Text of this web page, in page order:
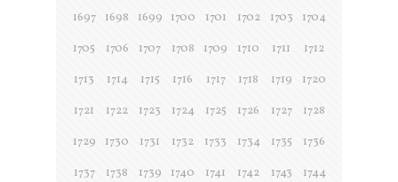
1697
1698 1699 1700 1701 1702 1703
1704
1705
1706 1707 1708 1709 1710 1711
1712
1713
1714 1715 1716 1717 1718 1719
1720
1721
1722 1723 1724 1725 1726 1727
1728
1729
1730 1731 1732 1733 1734 1735
1736
1737
1738 1739 1740 1741 1742 1743
1744